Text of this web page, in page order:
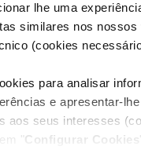
lhe uma
similares nos
(cookies
para analisar
e apresentar-
aos seus interesses
" Configurar Cookies ".
Condições do Fórum NOS